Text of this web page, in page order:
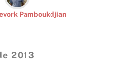
Pamboukdjian
2013